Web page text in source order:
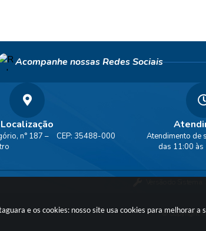
e os cookies: nosso site usa cookies para melhorar
Acompanhe nossas Redes Sociais
Localização
n° 187 –
CEP: 35488-000
Atendimento de
das 11:00 às
© Copyright